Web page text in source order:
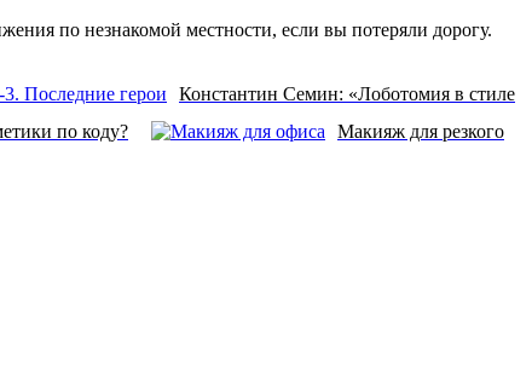
по незнакомой местности, если вы потеряли дорогу.
Константин Семин: «Лоботомия в стиле
по коду?
Макияж для резкого